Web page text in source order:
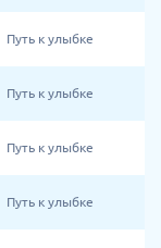
Путь к улыбке
Путь к улыбке
Путь к улыбке
Путь к улыбке